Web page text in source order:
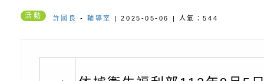
份及道安宣導影像素
設置防災(颱)專區」
信誼基金會於6／27
0-8歲抗過敏照護指
字稿及LCD託播影片
檢送桃園市政府家庭
活動 許國良 -輔導室 | 2025-05-06 | 人氣：544